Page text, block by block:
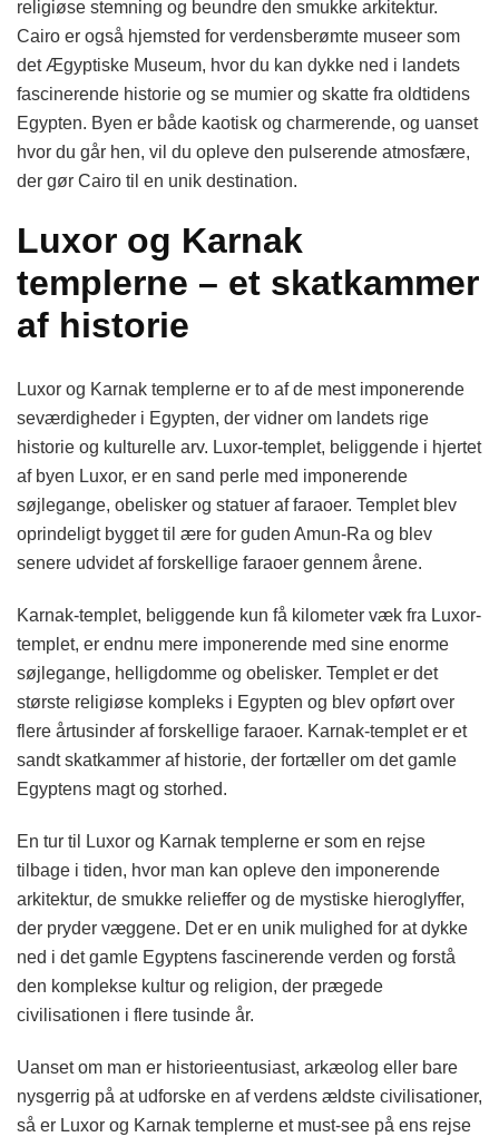
religiøse stemning og beundre den smukke arkitektur.
Cairo er også hjemsted for verdensberømte museer som
det Ægyptiske Museum, hvor du kan dykke ned i landets
fascinerende historie og se mumier og skatte fra oldtidens
Egypten. Byen er både kaotisk og charmerende, og uanset
hvor du går hen, vil du opleve den pulserende atmosfære,
der gør Cairo til en unik destination.
Luxor og Karnak
templerne – et skatkammer
af historie
Luxor og Karnak templerne er to af de mest imponerende
seværdigheder i Egypten, der vidner om landets rige
historie og kulturelle arv. Luxor-templet, beliggende i hjertet
af byen Luxor, er en sand perle med imponerende
søjlegange, obelisker og statuer af faraoer. Templet blev
oprindeligt bygget til ære for guden Amun-Ra og blev
senere udvidet af forskellige faraoer gennem årene.
Karnak-templet, beliggende kun få kilometer væk fra Luxor-
templet, er endnu mere imponerende med sine enorme
søjlegange, helligdomme og obelisker. Templet er det
største religiøse kompleks i Egypten og blev opført over
flere årtusinder af forskellige faraoer. Karnak-templet er et
sandt skatkammer af historie, der fortæller om det gamle
Egyptens magt og storhed.
En tur til Luxor og Karnak templerne er som en rejse
tilbage i tiden, hvor man kan opleve den imponerende
arkitektur, de smukke relieffer og de mystiske hieroglyffer,
der pryder væggene. Det er en unik mulighed for at dykke
ned i det gamle Egyptens fascinerende verden og forstå
den komplekse kultur og religion, der prægede
civilisationen i flere tusinde år.
Uanset om man er historieentusiast, arkæolog eller bare
nysgerrig på at udforske en af verdens ældste civilisationer,
så er Luxor og Karnak templerne et must-see på ens rejse